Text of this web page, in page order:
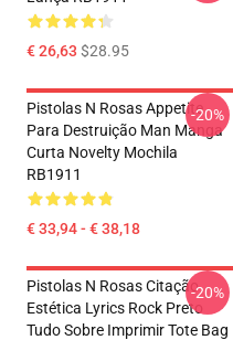
€ 26,63 $28.95
Pistolas N Rosas Appetite
Para Destruição Man Manga
Curta Novelty Mochila
RB1911
€ 33,94 - € 38,18
-20%
Pistolas N Rosas Citação
Estética Lyrics Rock Preto
Tudo Sobre Imprimir Tote Bag
-20%